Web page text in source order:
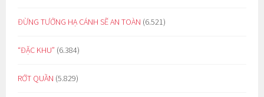
ĐỪNG TƯỞNG HẠ CÁNH SẼ AN TOÀN (6.521)
“ĐẶC KHU” (6.384)
RỚT QUẦN (5.829)